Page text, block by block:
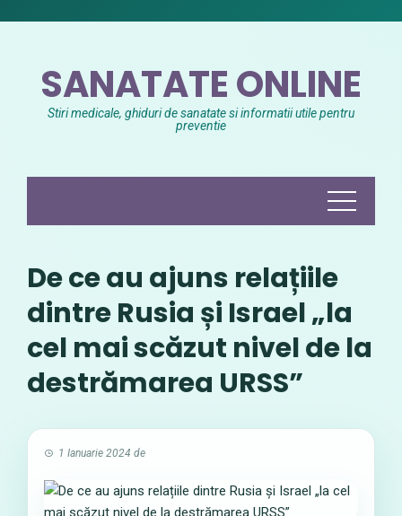
SANATATE ONLINE
Stiri medicale, ghiduri de sanatate si informatii utile pentru
preventie
De ce au ajuns relațiile
dintre Rusia și Israel „la
cel mai scăzut nivel de la
destrămarea URSS”
1 Ianuarie 2024 de